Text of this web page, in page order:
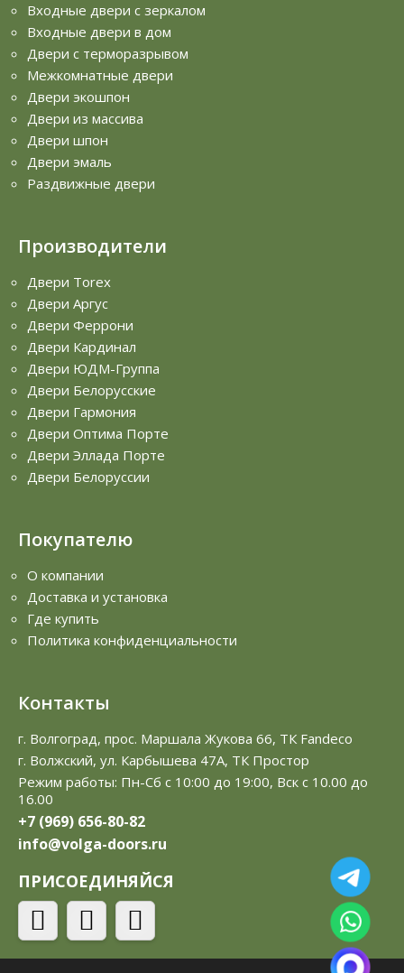
Входные двери с зеркалом
Входные двери в дом
Двери с терморазрывом
Межкомнатные двери
Двери экошпон
Двери из массива
Двери шпон
Двери эмаль
Раздвижные двери
Производители
Двери Torex
Двери Аргус
Двери Феррони
Двери Кардинал
Двери ЮДМ-Группа
Двери Белорусские
Двери Гармония
Двери Оптима Порте
Двери Эллада Порте
Двери Белоруссии
Покупателю
О компании
Доставка и установка
Где купить
Политика конфиденциальности
Контакты
г. Волгоград, прос. Маршала Жукова 66, ТК Fandeco
г. Волжский, ул. Карбышева 47А, ТК Простор
Режим работы: Пн-Сб с 10:00 до 19:00, Вск с 10.00 до
16.00
+7 (969) 656-80-82
info@volga-doors.ru
ПРИСОЕДИНЯЙСЯ